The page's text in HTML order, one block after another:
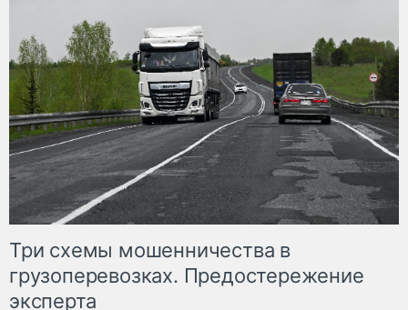
Три схемы мошенничества в
грузоперевозках. Предостережение
эксперта